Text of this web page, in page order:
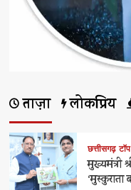
और
पढ़ें
ताज़ा लोकप्रिय
छत्तीसगढ़
मुख्यमंत्री
‘मुस्कुराता